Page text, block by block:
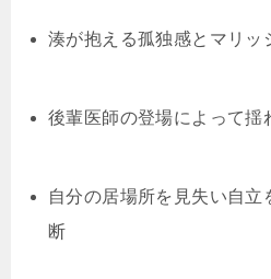
湊が抱える孤独感とマリッ
後輩医師の登場によって揺
自分の居場所を見失い自
断